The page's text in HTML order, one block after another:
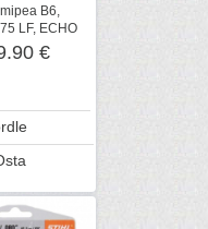
B6,
LF, ECHO
€